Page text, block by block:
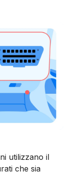
utilizzano il
che sia